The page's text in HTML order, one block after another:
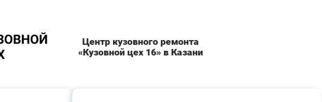
Центр кузовного ремонта
«Кузовной цех 16» в Казани